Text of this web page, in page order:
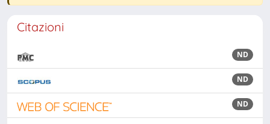
Citazioni
ND
ND
ND